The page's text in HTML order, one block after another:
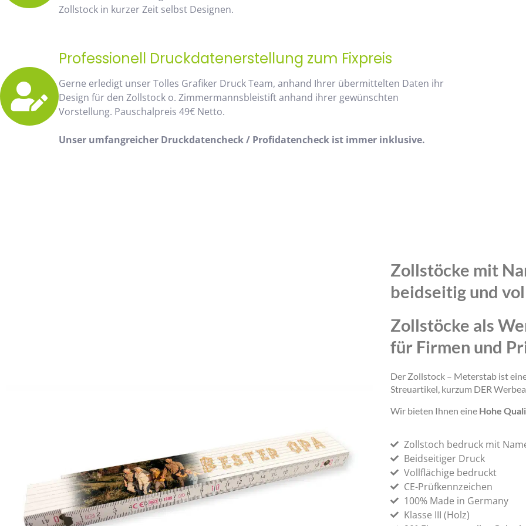
Zollstock in kurzer Zeit selbst Designen.
Professionell Druckdatenerstellung zum Fixpreis
Gerne erledigt unser Tolles Grafiker Druck Team, anhand Ihrer übermittelten Daten ihr
Design für den Zollstock o. Zimmermannsbleistift anhand ihrer gewünschten
Vorstellung. Pauschalpreis 49€ Netto.
Unser umfangreicher Druckdatencheck / Profidatencheck ist immer inklusive.
Zollstöcke mit
beidseitig und
Zollstöcke als
für Firmen und
Der Zollstock – Meterstab ist
Streuartikel, kurzum DER
Wir bieten Ihnen eine Hohe
Zollstoch bedruck mit
Beidseitiger Druck
Vollflächige bedruckt
CE-Prüfkennzeichen
100% Made in Germany
Klasse III (Holz)